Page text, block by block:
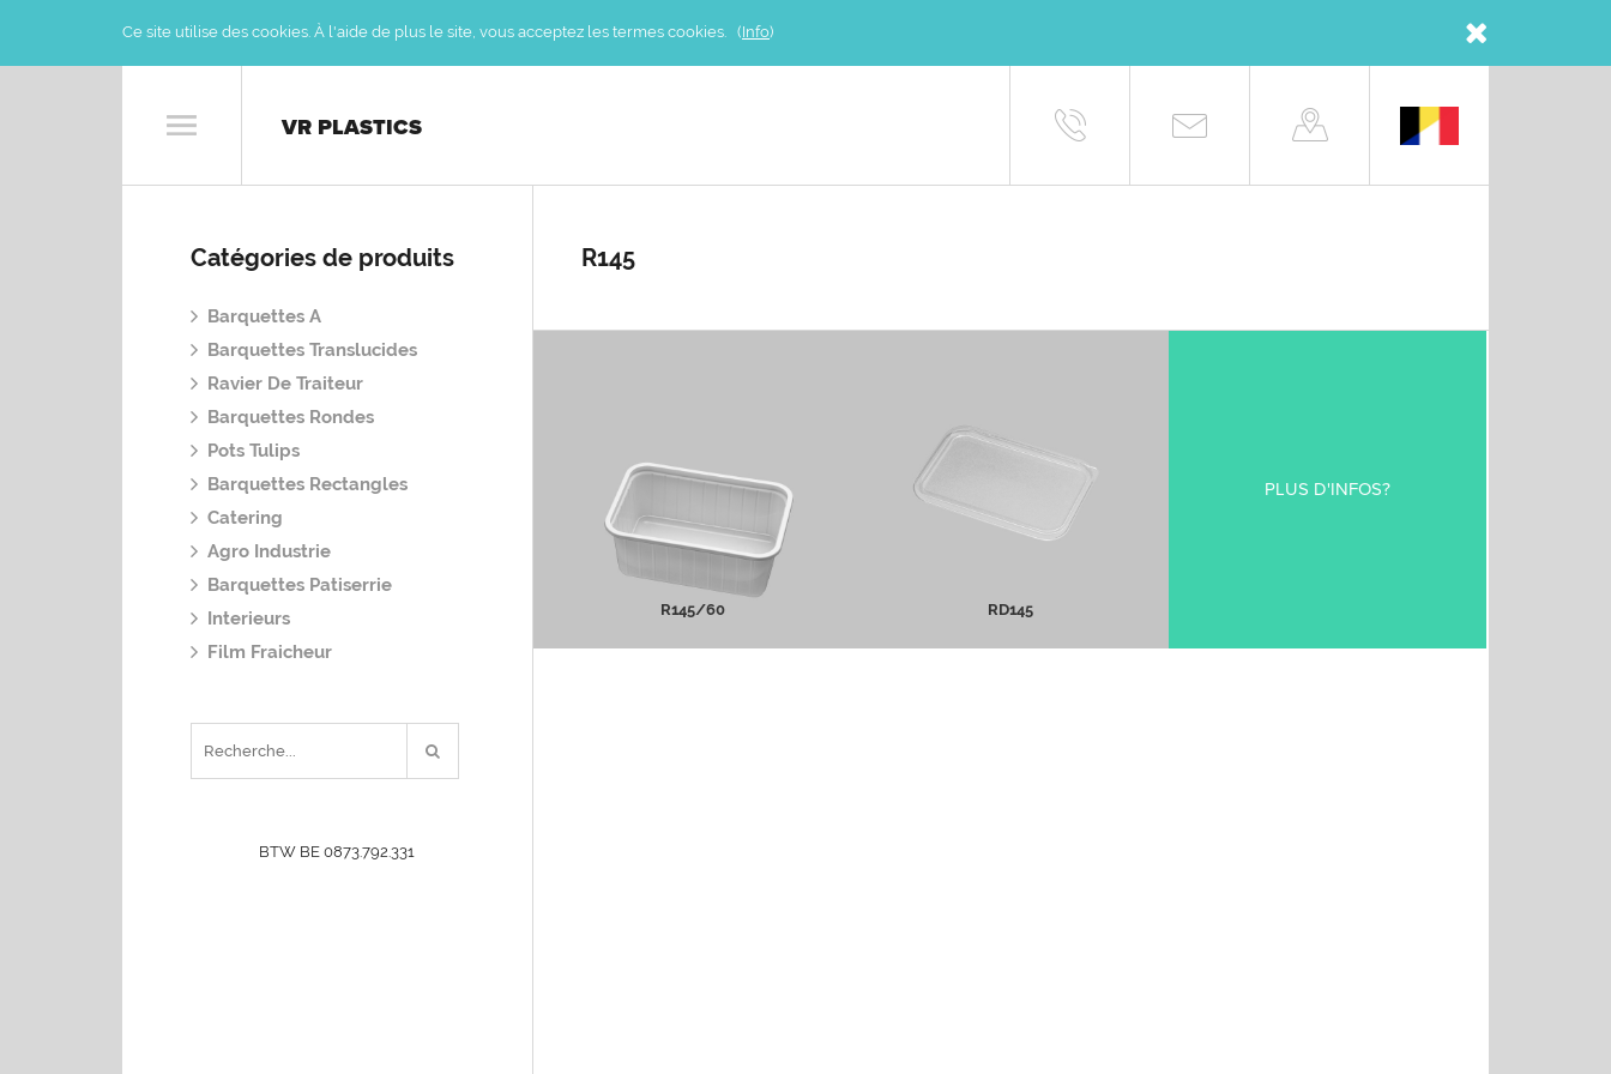
Ce site utilise des cookies. À l'aide de plus le site, vous acceptez les termes cookies. (Info)
VR PLASTICS
Catégories de produits
Barquettes A
Barquettes Translucides
Ravier De Traiteur
Barquettes Rondes
Pots Tulips
Barquettes Rectangles
Catering
Agro Industrie
Barquettes Patiserrie
Interieurs
Film Fraicheur
R145
R145/60
PLUS D'INFOS
RD145
RD145
PLUS D'INFOS
PLUS D'INFOS?
BTW BE 0873.792.331